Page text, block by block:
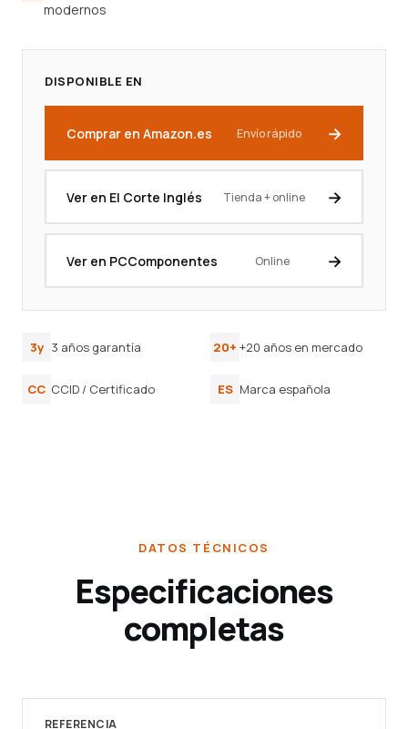
modernos
DISPONIBLE EN
Comprar en Amazon.es Envío rápido
Ver en El Corte Inglés Tienda + online
Ver en PCComponentes Online
3y 3 años garantía 20+ +20 años en mercado
CC CCID / Certificado ES Marca española
DATOS TÉCNICOS
Especificaciones
completas
REFERENCIA